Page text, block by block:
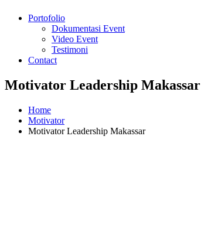
Portofolio
Dokumentasi Event
Video Event
Testimoni
Contact
Motivator Leadership Makassar
Home
Motivator
Motivator Leadership Makassar